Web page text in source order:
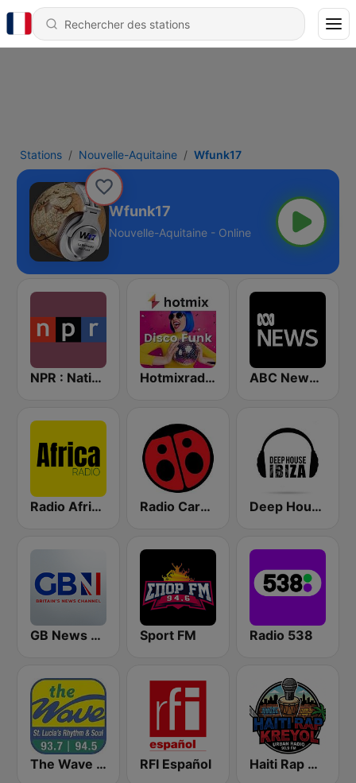
Stations Nouvelle-Aquitaine Wfunk17
Wfunk17
Nouvelle-Aquitaine - Online
NPR : National Public Radio Hotmixradio Disco Funk ABC News Radio
Radio Africa 1 Radio Carolina Deep House Ibiza
GB News Radio Sport FM Radio 538
The Wave St. Lucia RFI Español Haiti Rap Kreyol